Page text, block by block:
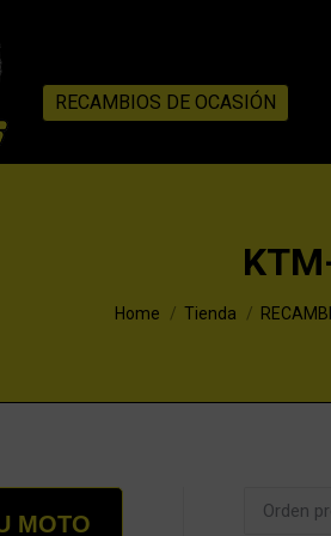
RECAMBIOS DE OCASIÓN
You are here:
Home Tienda
MOTO